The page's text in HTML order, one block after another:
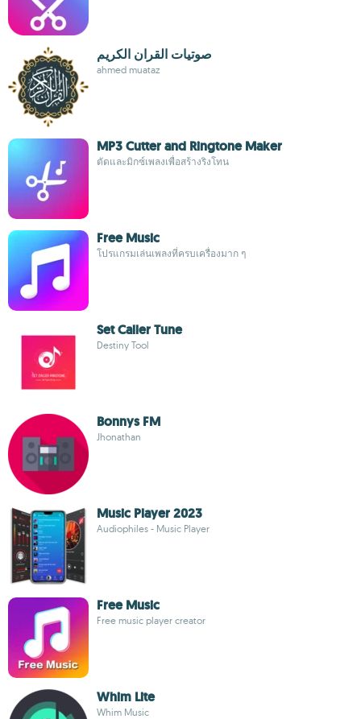
صوتيات القران الكريم
ahmed muataz
MP3 Cutter and Ringtone Maker
ตัดและมิกซ์เพลงเพื่อสร้างริงโทน
Free Music
โปรแกรมเล่นเพลงที่ครบเครื่องมาก ๆ
Set Caller Tune
Destiny Tool
Bonnys FM
Jhonathan
Music Player 2023
Audiophiles - Music Player
Free Music
Free music player creator
Whim Lite
Whim Music